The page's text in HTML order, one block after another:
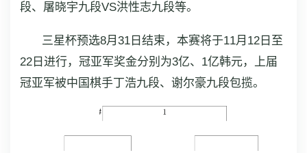
段、屠晓宇九段VS洪性志九段等。
三星杯预选8月31日结束，本赛将于11月12日至
22日进行，冠亚军奖金分别为3亿、1亿韩元，上届
冠亚军被中国棋手丁浩九段、谢尔豪九段包揽。